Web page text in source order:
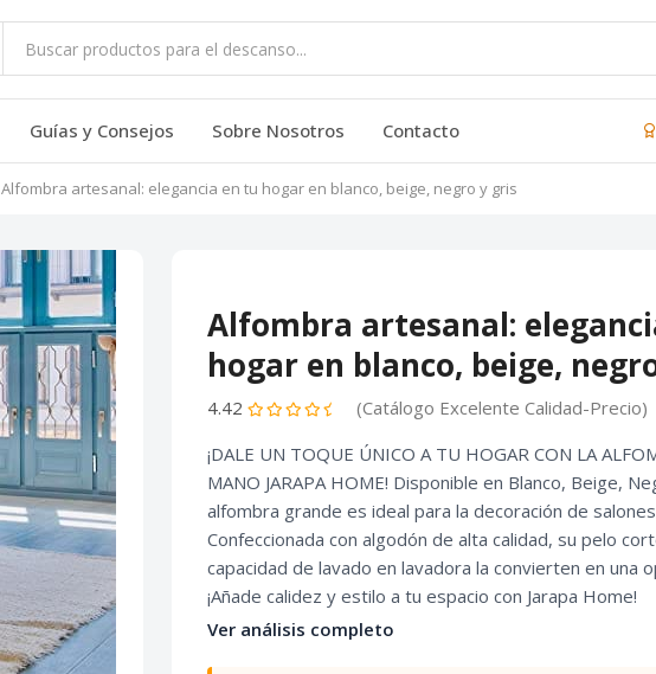
Guías y Consejos Sobre Nosotros Contacto
Alfombra artesanal: elegancia en tu hogar en blanco, beige, negro y gris
Alfombra artesanal:
hogar en blanco, beige,
4.42
(Catálogo Excelente Calidad-Precio)
¡DALE UN TOQUE ÚNICO A TU HOGAR CON LA
MANO JARAPA HOME! Disponible en Blanco, Beige,
alfombra grande es ideal para la decoración de
Confeccionada con algodón de alta calidad, su pelo
capacidad de lavado en lavadora la convierten en una
¡Añade calidez y estilo a tu espacio con Jarapa Home!
Ver análisis completo